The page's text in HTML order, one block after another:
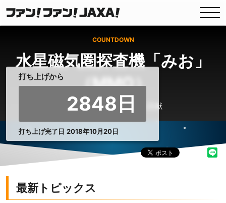
COUNTDOWN
水星磁気圏探査機「みお」
（MMO）
人工衛星・探査機による貢献
打ち上げから
2848日
打ち上げ完了日 2018年10月20日
最新トピックス